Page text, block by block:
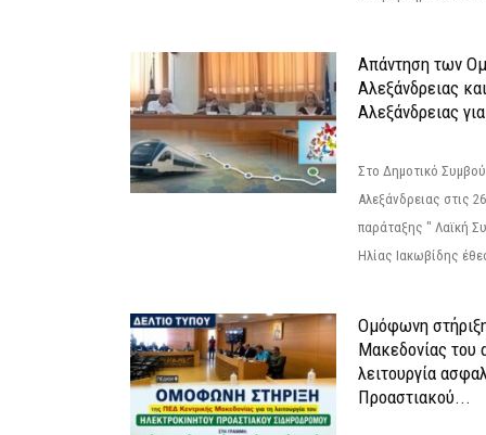
Απάντηση των
Αλεξάνδρειας
Αλεξάνδρειας
Στο Δημοτικό
Αλεξάνδρειας στις
παράταξης " Λαϊκή
Ηλίας Ιακωβίδης
Ομόφωνη
Μακεδονίας του
λειτουργία
Προαστιακού...